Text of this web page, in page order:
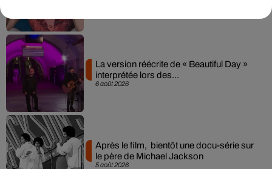
6 août 2026
La version réécrite de « Beautiful Day »
interprétée lors des...
5 août 2026
Après le film, bientôt une docu-série sur
le père de Michael Jackson